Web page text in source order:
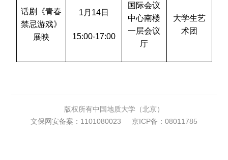
话剧《青春
禁忌游戏》
展映
1 月14日
15:00-17:00
国际会议
中心南楼
一层会议
厅
大学生艺
术团
版权所有中国地质大学（北京）
文保网安备案：1101080023
京ICP备：08011785